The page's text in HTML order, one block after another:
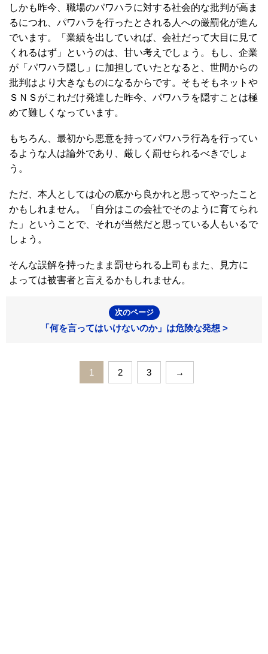
しかも昨今、職場のパワハラに対する社会的な批判が高ま
るにつれ、パワハラを行ったとされる人への厳罰化が進ん
でいます。「業績を出していれば、会社だって大目に見て
くれるはず」というのは、甘い考えでしょう。もし、企業
が「パワハラ隠し」に加担していたとなると、世間からの
批判はより大きなものになるからです。そもそもネットや
ＳＮＳがこれだけ発達した昨今、パワハラを隠すことは極
めて難しくなっています。
もちろん、最初から悪意を持ってパワハラ行為を行ってい
るような人は論外であり、厳しく罰せられるべきでしょ
う。
ただ、本人としては心の底から良かれと思ってやったこと
かもしれません。「自分はこの会社でそのように育てられ
た」ということで、それが当然だと思っている人もいるで
しょう。
そんな誤解を持ったまま罰せられる上司もまた、見方に
よっては被害者と言えるかもしれません。
次のページ
「何を言ってはいけないのか」は危険な発想 >
1 2 3 →